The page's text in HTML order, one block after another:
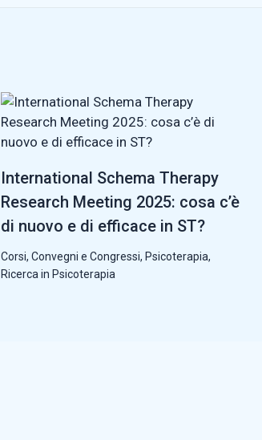
International Schema Therapy
Research Meeting 2025: cosa c’è
di nuovo e di efficace in ST?
Corsi, Convegni e Congressi,Psicoterapia,
Ricerca in Psicoterapia